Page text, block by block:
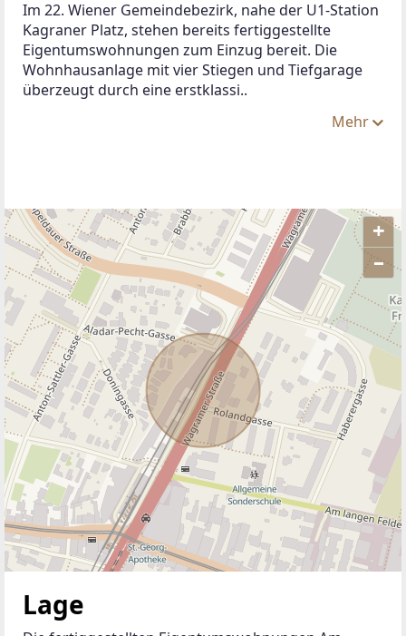
Im 22. Wiener Gemeindebezirk, nahe der U1-Station
Kagraner Platz, stehen bereits fertiggestellte
Eigentumswohnungen zum Einzug bereit. Die
Wohnhausanlage mit vier Stiegen und Tiefgarage
überzeugt durch eine erstklassi..
Mehr
+
–
ANBIETER KONTAKTIEREN
Lage